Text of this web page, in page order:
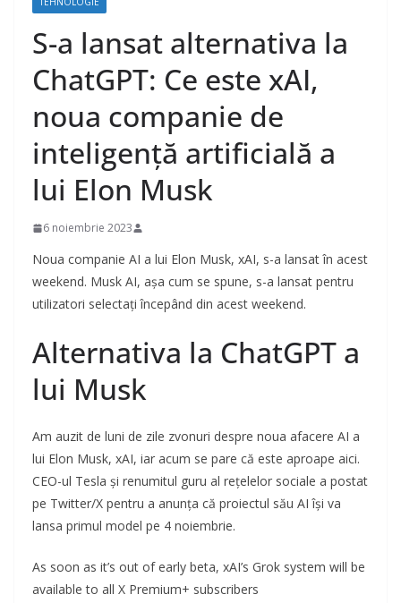
S-a lansat alternativa la
ChatGPT: Ce este xAI,
noua companie de
inteligență artificială a
lui Elon Musk
6 noiembrie 2023
Noua companie AI a lui Elon Musk, xAI, s-a lansat în acest
weekend. Musk AI, așa cum se spune, s-a lansat pentru
utilizatori selectați începând din acest weekend.
Alternativa la ChatGPT a
lui Musk
Am auzit de luni de zile zvonuri despre noua afacere AI a
lui Elon Musk, xAI, iar acum se pare că este aproape aici.
CEO-ul Tesla și renumitul guru al rețelelor sociale a postat
pe Twitter/X pentru a anunța că proiectul său AI își va
lansa primul model pe 4 noiembrie.
As soon as it’s out of early beta, xAI’s Grok system will be
available to all X Premium+ subscribers